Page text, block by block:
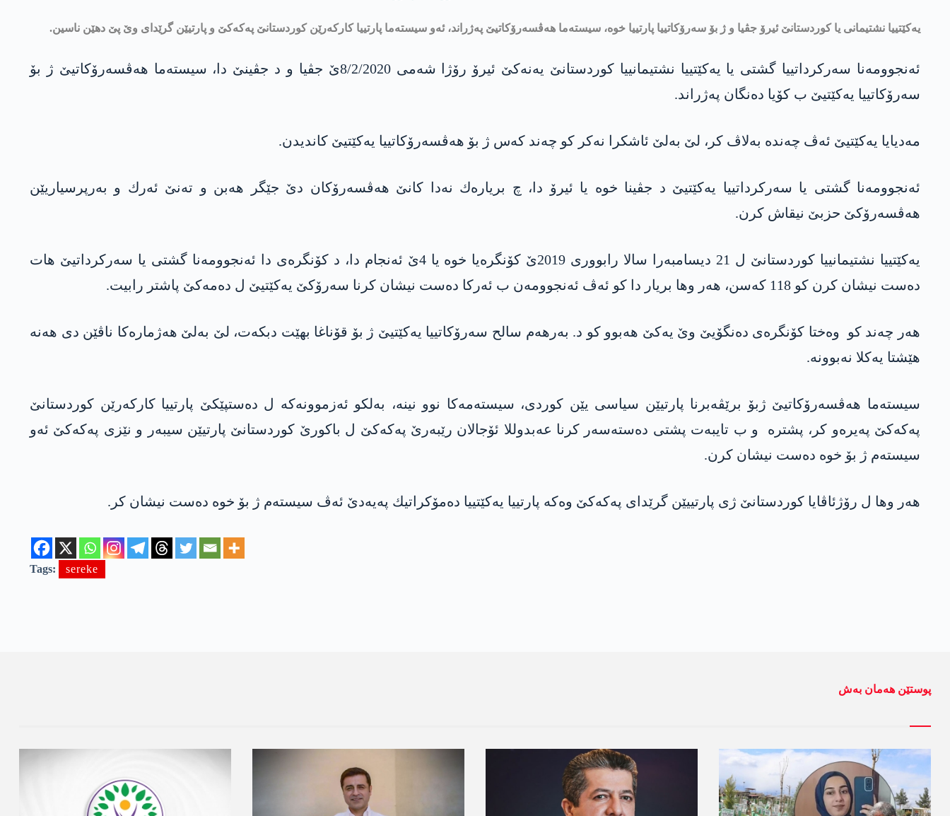
یه‌كێتییا نشتیمانی یا كوردستانێ ئیرۆ جڤیا و ژ بۆ سه‌رۆكاتییا پارتییا خوه‌، سیسته‌ما هه‌ڤسه‌رۆكاتیێ په‌ژراند، ئه‌و سیسته‌ما پارتییا كاركه‌رێن كوردستانێ په‌كه‌كێ و پارتیێن گرێدای وێ پێ دهێن ناسین.
ئه‌نجوومه‌نا سه‌ركرداتییا گشتی یا یه‌كێتییا نشتیمانییا كوردستانێ یه‌نه‌كێ ئیرۆ رۆژا شه‌می 8/2/2020ێ جڤیا و د جڤینێ دا، سیسته‌ما هه‌ڤسه‌رۆكاتیێ ژ بۆ
سه‌رۆكاتییا یه‌كێتیێ ب كۆیا ده‌نگان په‌ژراند.
مه‌دیایا یه‌كێتیێ ئه‌ڤ چه‌نده‌ به‌لاڤ كر، لێ به‌لێ ئاشكرا نه‌كر كو چه‌ند كه‌س ژ بۆ هه‌ڤسه‌رۆكاتییا یه‌كێتیێ كاندیدن.
ئه‌نجوومه‌نا گشتی یا سه‌ركرداتییا یه‌كێتیێ د جڤینا خوه‌ یا ئیرۆ دا، چ بریاره‌ك نه‌دا كانێ هه‌ڤسه‌رۆكان دێ جێگر هه‌بن و ته‌نێ ئه‌رك و به‌رپرسیاریێن
هه‌ڤسه‌رۆكێ حزبێ نیقاش كرن.
یه‌كێتییا نشتیمانییا كوردستانێ ل 21 دیسامبه‌را سالا رابووری 2019ێ كۆنگره‌یا خوه‌ یا 4ێ ئه‌نجام دا، د كۆنگره‌ی دا ئه‌نجوومه‌نا گشتی یا سه‌ركرداتیێ هات
ده‌ست نیشان كرن كو 118 كه‌سن، هه‌ر وها بریار دا كو ئه‌ڤ ئه‌نجوومه‌ن ب ئه‌ركا ده‌ست نیشان كرنا سه‌رۆكێ یه‌كێتیێ ل ده‌مه‌كێ پاشتر رابیت.
هه‌ر چه‌ند كو وه‌ختا كۆنگره‌ی ده‌نگۆیێ وێ یه‌كێ هه‌بوو كو د. به‌رهه‌م سالح سه‌رۆكاتییا یه‌كێتیێ ژ بۆ قۆناغا بهێت دبكه‌ت، لێ به‌لێ هه‌ژماره‌كا ناڤێن دی هه‌نه‌
هێشتا یه‌كلا نه‌بوونه‌.
سیسته‌ما هه‌ڤسه‌رۆكاتیێ ژبۆ برێڤه‌برنا پارتیێن سیاسی یێن كوردی، سیسته‌مه‌كا نوو نینه‌، به‌لكو ئه‌زموونه‌كه‌ ل ده‌ستپێكێ پارتییا كاركه‌رێن كوردستانێ
په‌كه‌كێ په‌یره‌و كر، پشتره‌ و ب تایبه‌ت پشتی ده‌سته‌سه‌ر كرنا عه‌بدوللا ئۆجالان رێبه‌رێ په‌كه‌كێ ل باكورێ كوردستانێ پارتیێن سیبه‌ر و نێزی په‌كه‌كێ ئه‌و
سیسته‌م ژ بۆ خوه‌ ده‌ست نیشان كرن.
هه‌ر وها ل رۆژئاڤایا كوردستانێ ژی پارتییێن گرێدای په‌كه‌كێ وه‌كه‌ پارتییا یه‌كێتییا ده‌مۆكراتیك په‌یه‌دێ ئه‌ڤ سیسته‌م ژ بۆ خوه‌ ده‌ست نیشان كر.
Tags: sereke
پوستێن ھەمان بەش